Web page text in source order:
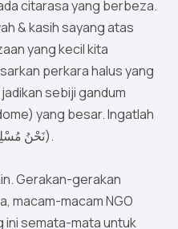
citarasa yang berbeza.
& kasih sayang atas
yang kecil kita
perkara halus yang
sebiji gandum
yang besar. Ingatlah
kita orang Islam (نَحْنُ مُسْلِمُونَ).
Gerakan-gerakan
macam-macam NGO
ini semata-mata untuk